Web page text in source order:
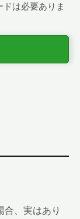
は必要ありま
合、実はあり